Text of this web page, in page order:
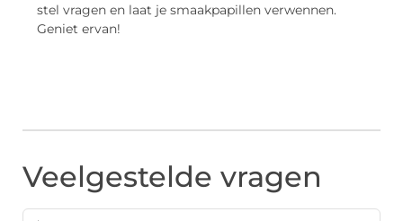
stel vragen en laat je smaakpapillen verwennen.
Geniet ervan!
Veelgestelde vragen